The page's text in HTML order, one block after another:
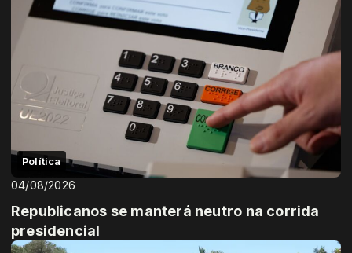
Política
04/08/2026
Republicanos se manterá neutro na corrida
presidencial